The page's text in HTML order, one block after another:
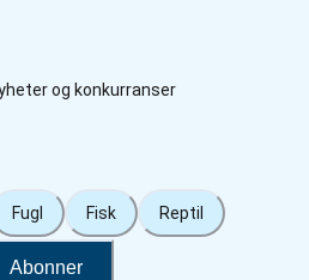
og konkurranser
Fugl Fisk Reptil
Abonner